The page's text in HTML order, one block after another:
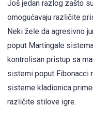
Još jedan razlog zašto
omogućavaju različite
Neki žele da agresivno
poput Martingale
kontrolisan pristup sa
sistemi poput Fibonacci
sisteme kladionica
različite stilove igre.